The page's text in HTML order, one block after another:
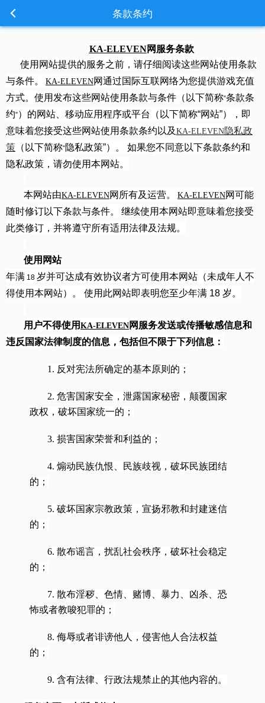
条款条约
KA-ELEVEN网服务条款
使用网站提供的服务之前，请仔细阅读这些网站使用条款
与条件。
KA-ELEVEN网通过国际互联网络为您提供游戏充值
方式。 使用发布这些网站使用条款与条件（以下简称“条款条
约”）的网站、移动应用程序或平台（以下简称“网站”），即
意味着您接受这些网站使用条款条约以及 KA-ELEVEN隐私政
策 （以下简称“隐私政策”）。 如果您不同意以下条款条约和
隐私政策，请勿使用本网站。
本网站由KA-ELEVEN网 所有及运营。 KA-ELEVEN网可能
随时修订以下条款与条件。
继续使用本网站即意味着您接受
此类修订，并将遵守所有适用法律及法规。
使用网站
年满 18 岁并可达成有效协议者方可使用本网站（未成年人不
得使用本网站）。 使用此网站即表明您至少年满 18 岁。
用户不得使用 KA-ELEVEN 网服务发送或传播敏感信息和
违反国家法律制度的信息，包括但不限于下列信息：
1. 反对宪法所确定的基本原则的；
2. 危害国家安全，泄露国家秘密，颠覆国家
政权，破坏国家统一的；
3. 损害国家荣誉和利益的；
4. 煽动民族仇恨、民族歧视，破坏民族团结
的；
5. 破坏国家宗教政策，宣扬邪教和封建迷信
的；
6. 散布谣言，扰乱社会秩序，破坏社会稳定
的；
7. 散布淫秽、色情、赌博、暴力、凶杀、恐
怖或者教唆犯罪的；
8. 侮辱或者诽谤他人，侵害他人合法权益
的；
9. 含有法律、行政法规禁止的其他内容的。